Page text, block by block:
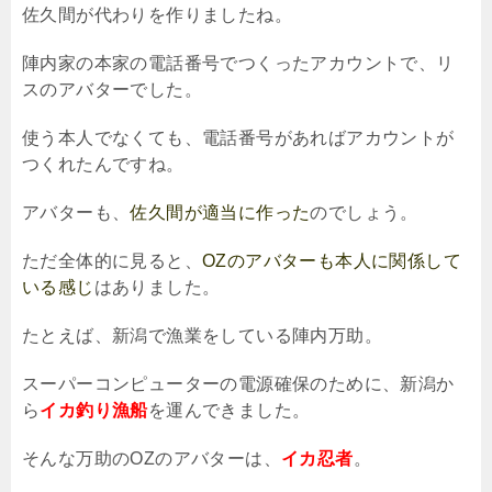
佐久間が代わりを作りましたね。
陣内家の本家の電話番号でつくったアカウントで、リ
スのアバターでした。
使う本人でなくても、電話番号があればアカウントが
つくれたんですね。
アバターも、佐久間が適当に作ったのでしょう。
ただ全体的に見ると、 OZのアバターも本人に関係して
いる感じ はありました。
たとえば、新潟で漁業をしている陣内万助。
スーパーコンピューターの電源確保のために、新潟か
らイカ釣り漁船を運んできました。
そんな万助のOZのアバターは、 イカ忍者。